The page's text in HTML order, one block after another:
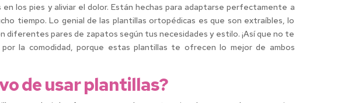
los pies y aliviar el dolor. Están hechas para adaptarse perfectamente a
tiempo. Lo genial de las plantillas ortopédicas es que son extraíbles, lo
diferentes pares de zapatos según tus necesidades y estilo. ¡Así que no te
la comodidad, porque estas plantillas te ofrecen lo mejor de ambos
de usar plantillas?